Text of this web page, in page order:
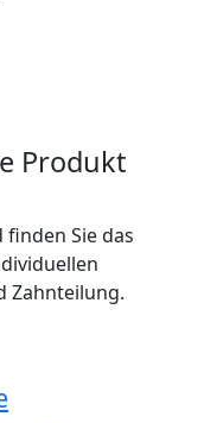
Produkt
Sie das
Zahnteilung.